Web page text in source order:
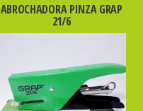
ABROCHADORA PINZA GRAP
21/6